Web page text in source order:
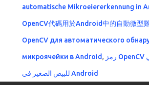
automatische Mikroeiererkennung in
OpenCV代碼用於Android中的自動微型
OpenCV для автоматического
микроячейки в Android , رمز OpenCV للكشف التلقائي
للبيض الصغير في Android